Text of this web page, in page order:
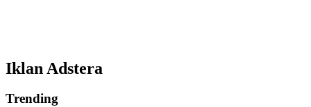
Iklan Adstera
Trending